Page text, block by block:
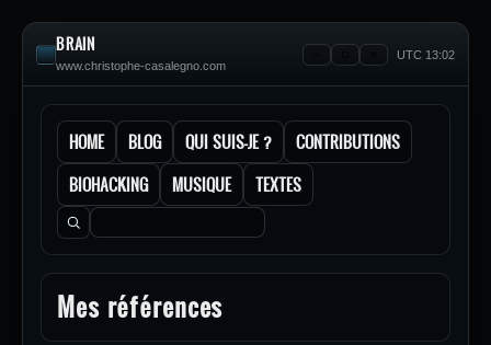
BRAIN
www.christophe-casalegno.com
UTC 13:02
HOME BLOG QUI SUIS-JE ?
CONTRIBUTIONS
BIOHACKING
MUSIQUE TEXTES
Rechercher :
Mes références